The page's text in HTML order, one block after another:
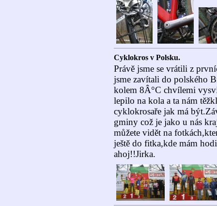
Cyklokros v Polsku.
Právě jsme se vrátili z
jsme zavítali do polského
kolem 8Â°C chvílemi
lepilo na kola a ta nám
cyklokrosaře jak má
gminy což je jako u nás
můžete vidět na
ještě do fitka,kde mám
ahoj!!Jirka.